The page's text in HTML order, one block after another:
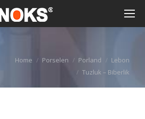
You are here:
Home Porselen Porland
Lebon
Tuzluk – Biberlik